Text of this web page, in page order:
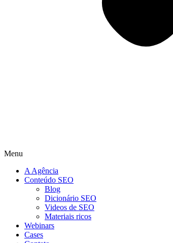
Menu
A Agência
Conteúdo SEO
Blog
Dicionário SEO
Videos de SEO
Materiais ricos
Webinars
Cases